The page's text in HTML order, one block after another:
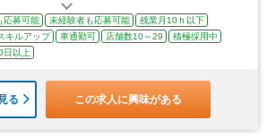
応募可能 未経験者も応募可能
残業月10ｈ以下
キルアップ 車通勤可 店舗数10～29
積極採用中
日以上
る この求人に興味がある